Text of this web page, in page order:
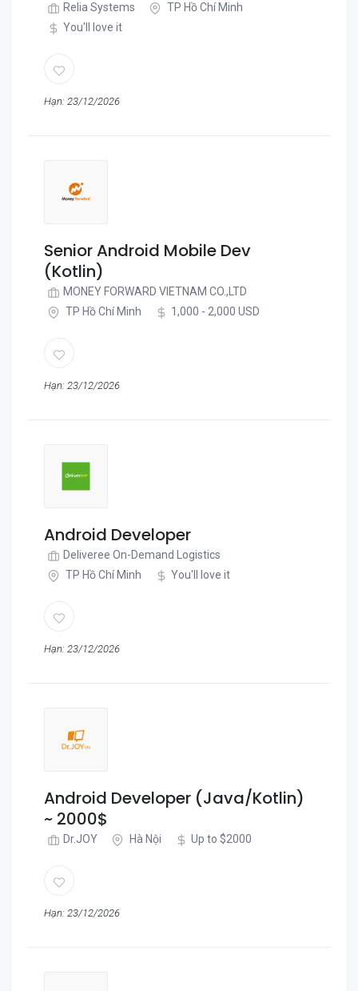
Relia Systems
TP Hồ Chí Minh
You'll love it
Hạn: 23/12/2026
Senior Android Mobile Dev
(Kotlin)
MONEY FORWARD VIETNAM CO.,LTD
TP Hồ Chí Minh
1,000 - 2,000 USD
Hạn: 23/12/2026
Android Developer
Deliveree On-Demand Logistics
TP Hồ Chí Minh
You'll love it
Hạn: 23/12/2026
Android Developer (Java/Kotlin)
~ 2000$
Dr.JOY Hà Nội Up to $2000
Hạn: 23/12/2026